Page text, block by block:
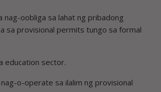
nag-oobliga sa lahat ng pribadong
sa provisional permits tungo sa formal
education sector.
o-operate sa ilalim ng provisional